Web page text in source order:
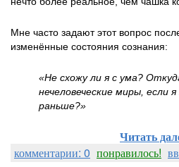
Мне часто задают этот вопрос
изменённые состояния сознания:
«Не схожу ли я с ума?
нечеловеческие миры, если
раньше?»
Читать
комментарии: 0 понравилось!